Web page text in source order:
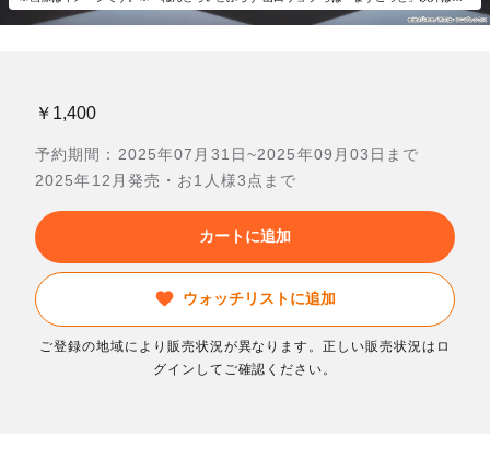
￥1,400
予約期間：2025年07月31日~2025年09月03日まで
2025年12月発売・お1人様3点まで
カートに追加
ウォッチリストに追加
ご登録の地域により販売状況が異なります。正しい販売状況はロ
グインしてご確認ください。